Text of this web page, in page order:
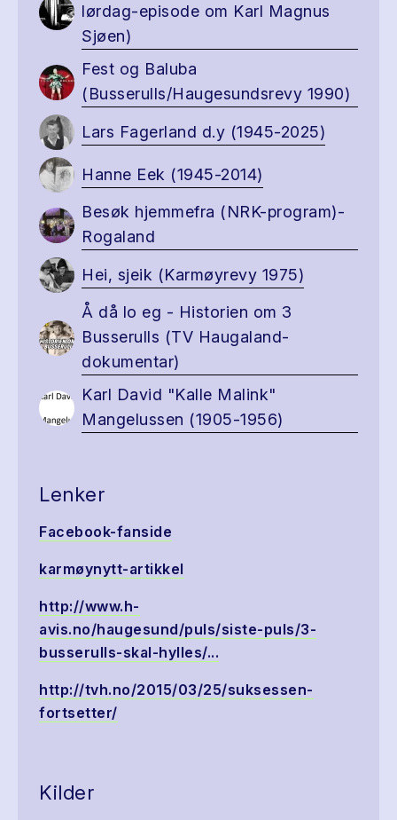
lørdag-episode om Karl Magnus
Sjøen)
Fest og Baluba
(Busserulls/Haugesundsrevy 1990)
Lars Fagerland d.y (1945-2025)
Hanne Eek (1945-2014)
Besøk hjemmefra (NRK-program)-
Rogaland
Hei, sjeik (Karmøyrevy 1975)
Å då lo eg - Historien om 3
Busserulls (TV Haugaland-
dokumentar)
Karl David "Kalle Malink"
Mangelussen (1905-1956)
Lenker
Facebook-fanside
karmøynytt-artikkel
http://www.h-
avis.no/haugesund/puls/siste-puls/3-
busserulls-skal-hylles/...
http://tvh.no/2015/03/25/suksessen-
fortsetter/
Kilder